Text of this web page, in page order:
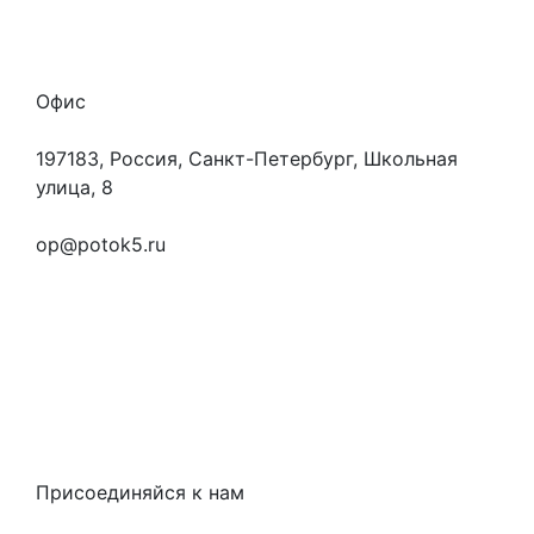
Офис
197183, Россия, Санкт-Петербург, Школьная
улица, 8
op@potok5.ru
Присоединяйся к нам